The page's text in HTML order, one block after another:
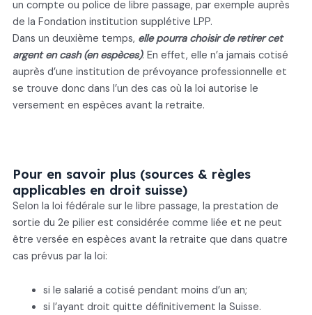
un compte ou police de libre passage, par exemple auprès
de la Fondation institution supplétive LPP.
Dans un deuxième temps, elle pourra choisir de retirer cet
argent en cash (en espèces). En effet, elle n’a jamais cotisé
auprès d’une institution de prévoyance professionnelle et
se trouve donc dans l’un des cas où la loi autorise le
versement en espèces avant la retraite.
Pour en savoir plus (sources & règles
applicables en droit suisse)
Selon la loi fédérale sur le libre passage, la prestation de
sortie du 2e pilier est considérée comme liée et ne peut
être versée en espèces avant la retraite que dans quatre
cas prévus par la loi:
si le salarié a cotisé pendant moins d’un an;
si l’ayant droit quitte définitivement la Suisse.